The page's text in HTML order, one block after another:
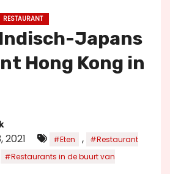
RESTAURANT
Japans
Hong Kong in
2021 #Eten ,
#Restaurant
#Restaurants in de buurt van